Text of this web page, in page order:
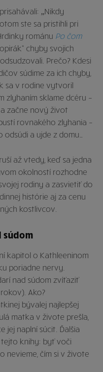
„Nikdy
ste sa pristihli pri
románu Po čom
chyby svojich
Prečo? Kdesi
súdime za ich chyby,
sa v rodine vytvoril
zlyhaním sklame dcéru –
začne nový život
rovnakého zlyhania –
a ujde z domu…
až vtedy, keď sa jedna
okolností rozhodne
rodiny a zasvietiť do
histórie aj za cenu
kostlivcov.
súdom
kapitol o Kathleeninom
poriadne nervy.
nad súdom zvíťaziť
Ako?
bývalej najlepšej
matka v živote prešla,
jej naplní súcit. Ďalšia
tejto knihy: byť voči
nevieme, čím si v živote